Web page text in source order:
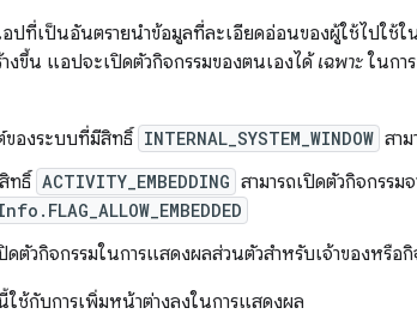
ปที่เป็นอันตรายนำข้อมูลที่ละเอียดอ่อนของผู้ใช้ไปใช้ใ
ขึ้น แอปจะเปิดตัวกิจกรรมของตนเองได้ เฉพาะ ในกา
องระบบที่มีสิทธิ์ INTERNAL_SYSTEM_WINDOW สา
ทธิ์ ACTIVITY_EMBEDDING สามารถเปิดตัวกิจกรร
ตัวกิจกรรมในการแสดงผลส่วนตัวสำหรับเจ้าของหรื
ช้กับการเพิ่มหน้าต่างลงในการแสดงผล